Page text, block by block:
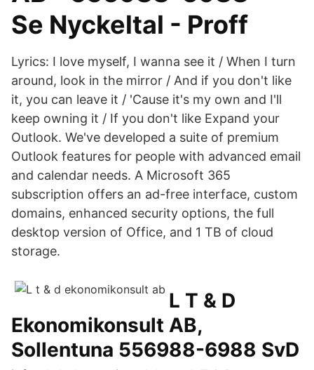
Se Nyckeltal - Proff
Lyrics: I love myself, I wanna see it / When I turn
around, look in the mirror / And if you don't like
it, you can leave it / 'Cause it's my own and I'll
keep owning it / If you don't like Expand your
Outlook. We've developed a suite of premium
Outlook features for people with advanced email
and calendar needs. A Microsoft 365
subscription offers an ad-free interface, custom
domains, enhanced security options, the full
desktop version of Office, and 1 TB of cloud
storage.
L T & D
Ekonomikonsult AB,
Sollentuna 556988-6988 SvD